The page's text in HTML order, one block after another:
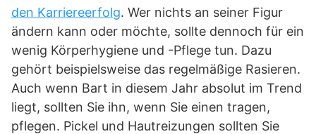
den Karriereerfolg. Wer nichts an seiner Figur
ändern kann oder möchte, sollte dennoch für ein
wenig Körperhygiene und -Pflege tun. Dazu
gehört beispielsweise das regelmäßige Rasieren.
Auch wenn Bart in diesem Jahr absolut im Trend
liegt, sollten Sie ihn, wenn Sie einen tragen,
pflegen. Pickel und Hautreizungen sollten Sie